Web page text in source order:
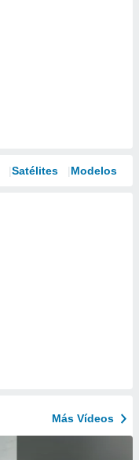
Satélites Modelos
Más Vídeos